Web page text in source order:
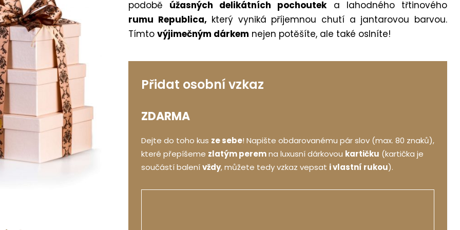
podobě úžasných delikátních pochouteka lahodného třtinového
rumu Republica, který vyniká příjemnou chutí a jantarovou barvou.
Tímto výjimečným dárkem nejen potěšíte, ale také oslníte!
Přidat osobní vzkaz
ZDARMA
Dejte do toho kus ze sebe! Napište obdarovanému pár slov (max. 80 znaků),
které přepíšeme zlatým peremna luxusní dárkovou kartičku (kartička je
součástí balenívždy, můžete tedy vzkaz vepsat i vlastní rukou).